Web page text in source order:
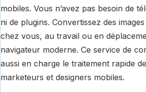
mobiles. Vous n’avez pas besoin de
ni de plugins. Convertissez des
chez vous, au travail ou en
navigateur moderne. Ce service de
aussi en charge le traitement rapide
marketeurs et designers mobiles.